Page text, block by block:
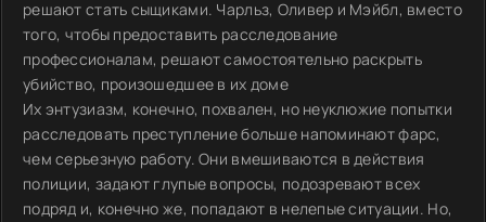
решают стать сыщиками. Чарльз, Оливер и Мэйбл, вместо
того, чтобы предоставить расследование
профессионалам, решают самостоятельно раскрыть
убийство, произошедшее в их доме
Их энтузиазм, конечно, похвален, но неуклюжие попытки
расследовать преступление больше напоминают фарс,
чем серьезную работу. Они вмешиваются в действия
полиции, задают глупые вопросы, подозревают всех
подряд и, конечно же, попадают в нелепые ситуации. Но,